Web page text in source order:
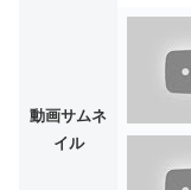
動画サムネ
イル